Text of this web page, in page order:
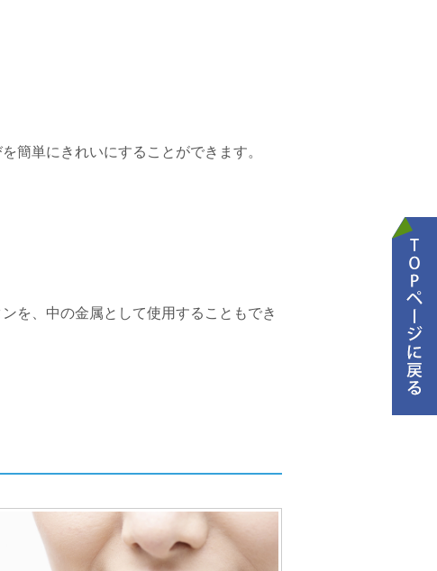
簡単にきれいにすることができます。
を、中の金属として使用することもでき